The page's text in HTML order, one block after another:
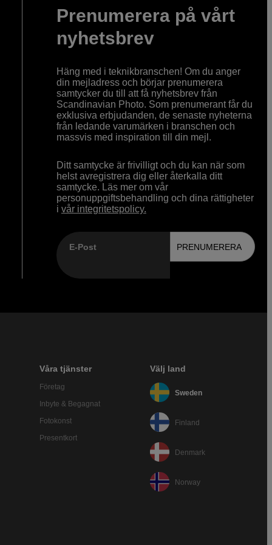
Prenumerera på vårt
nyhetsbrev
Häng med i teknikbranschen! Om du anger
din mejladress och börjar prenumerera
samtycker du till att få nyhetsbrev från
Scandinavian Photo. Som prenumerant får du
exklusiva erbjudanden, de senaste nyheterna
från ledande varumärken i branschen och
massvis med inspiration till din mejl.
Ditt samtycke är frivilligt och du kan när som
helst avregistrera dig eller återkalla ditt
samtycke. Läs mer om vår
personuppgiftsbehandling och dina rättigheter
i vår integritetspolicy.
E-Post PRENUMERERA
Våra tjänster
Företag
Inbyte & Begagnat
Fotokonst
Presentkort
Välj land
Sweden
Finland
Denmark
Norway